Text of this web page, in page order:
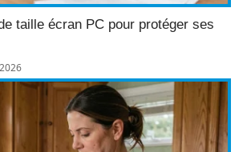
taille écran PC pour protéger ses